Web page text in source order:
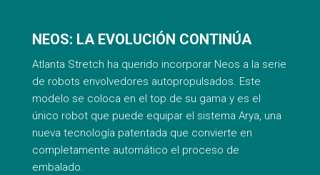
NEOS: LA EVOLUCIÓN CONTINÚA
Atlanta Stretch ha querido incorporar Neos a la serie
de robots envolvedores autopropulsados. Este
modelo se coloca en el top de su gama y es el
único robot que puede equipar el sistema Arya, una
nueva tecnología patentada que convierte en
completamente automático el proceso de
embalado.